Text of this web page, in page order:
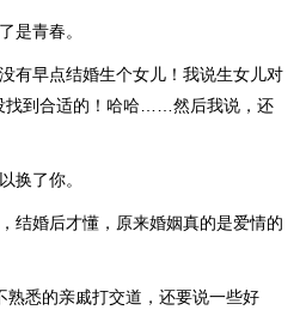
是青春。
有早点结婚生个女儿！我说生女儿对
找到合适的！哈哈……然后我说，还
换了你。
结婚后才懂，原来婚姻真的是爱情的
熟悉的亲戚打交道，还要说一些好